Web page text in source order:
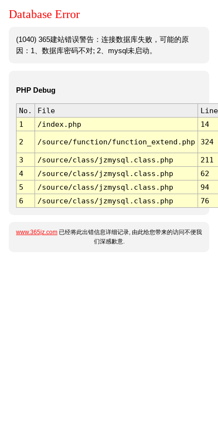
Database Error
(1040) 365建站错误警告：连接数据库失败，可能的原
因：1、数据库密码不对; 2、mysql未启动。
PHP Debug
No. File
Line
1
/index.php 14
2 /source/function/function_extend.php 324
3 /source/class/jzmysql.class.php
211
4
/source/class/jzmysql.class.php
62
5
/source/class/jzmysql.class.php
94
6
/source/class/jzmysql.class.php 76
www.365jz.com 已经将此出错信息详细记录, 由此给您带来的访问不便我
们深感歉意.